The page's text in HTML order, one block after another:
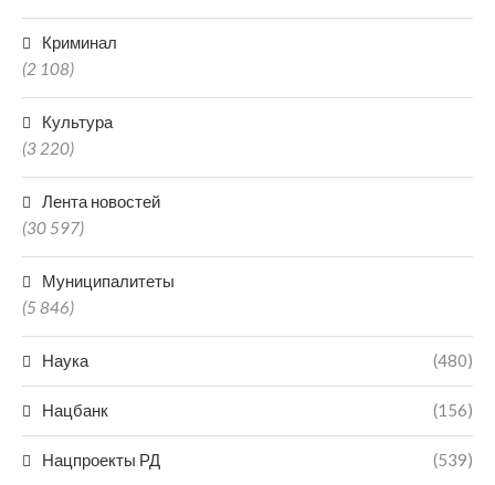
Криминал
(2 108)
Культура
(3 220)
Лента новостей
(30 597)
Муниципалитеты
(5 846)
Наука (480)
Нацбанк (156)
Нацпроекты РД (539)